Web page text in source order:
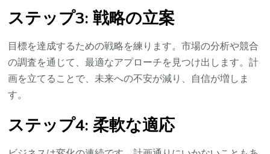
ステップ3: 戦略の立案
目標を達成するための戦略を練ります。市場の分析や競合
の調査を通じて、最適なアプローチを見つけ出します。計
画を立てることで、未来への不安が減り、自信が増しま
す。
ステップ4: 柔軟な適応